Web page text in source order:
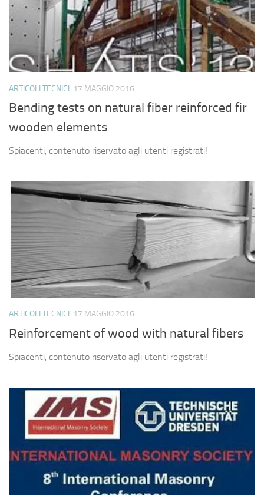
ARTICOLI TECNICI 17 MAGGIO 2016
Bending tests on natural fiber reinforced fir
wooden elements
Spiacenti, contenuto riservato agli utenti registrati!
ARTICOLI TECNICI 17 MAGGIO 2016
Reinforcement of wood with natural fibers
Spiacenti, contenuto riservato agli utenti registrati!